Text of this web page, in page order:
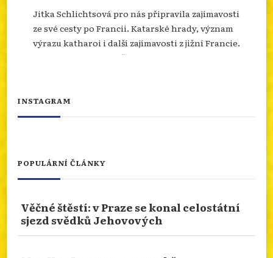
Jitka Schlichtsová pro nás připravila zajímavosti
ze své cesty po Francii. Katarské hrady, význam
výrazu katharoi i další zajímavosti z jižní Francie.
Více se dozvíte na našem webu.
porazenych-a-jejich-d...
Od 10.ledna 2026 do 10.ledna 2027 je rok svatého
Františka. Podívejme se prostřednictvím cesty
naší čtenářky do rodného města tohoto světce.
INSTAGRAM
POPULÁRNÍ ČLÁNKY
Věčné štěstí: v Praze se konal celostátní
sjezd svědků Jehovových